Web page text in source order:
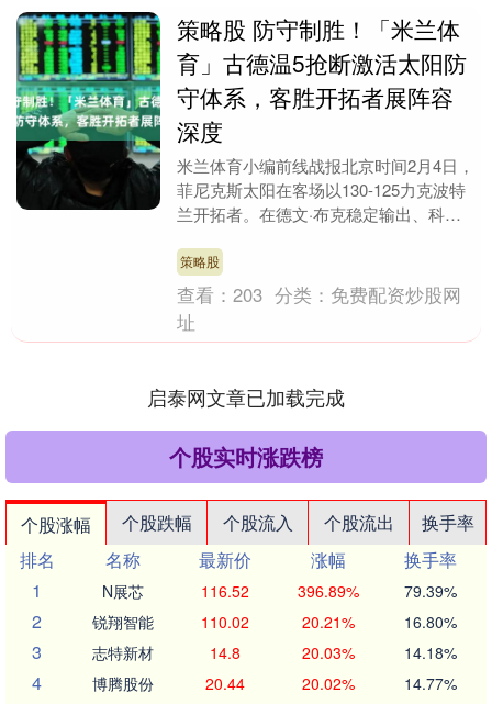
策略股 防守制胜！「米兰体
育」古德温5抢断激活太阳防
守体系，客胜开拓者展阵容
深度
米兰体育小编前线战报北京时间2月4日，
菲尼克斯太阳在客场以130-125力克波特
兰开拓者。在德文·布克稳定输出、科林·
出战....
策略股
查看：203 分类： 免费配资炒股网
址
启泰网文章已加载完成
个股实时涨跌榜
个股涨幅 个股跌幅 个股流入 个股流出
换手率
排名
名称 最新价 涨幅
换手率
1
N展芯 116.52 396.89% 79.39%
2 锐翔智能 110.02 20.21% 16.80%
3 志特新材 14.8 20.03% 14.18%
4 博腾股份 20.44 20.02% 14.77%